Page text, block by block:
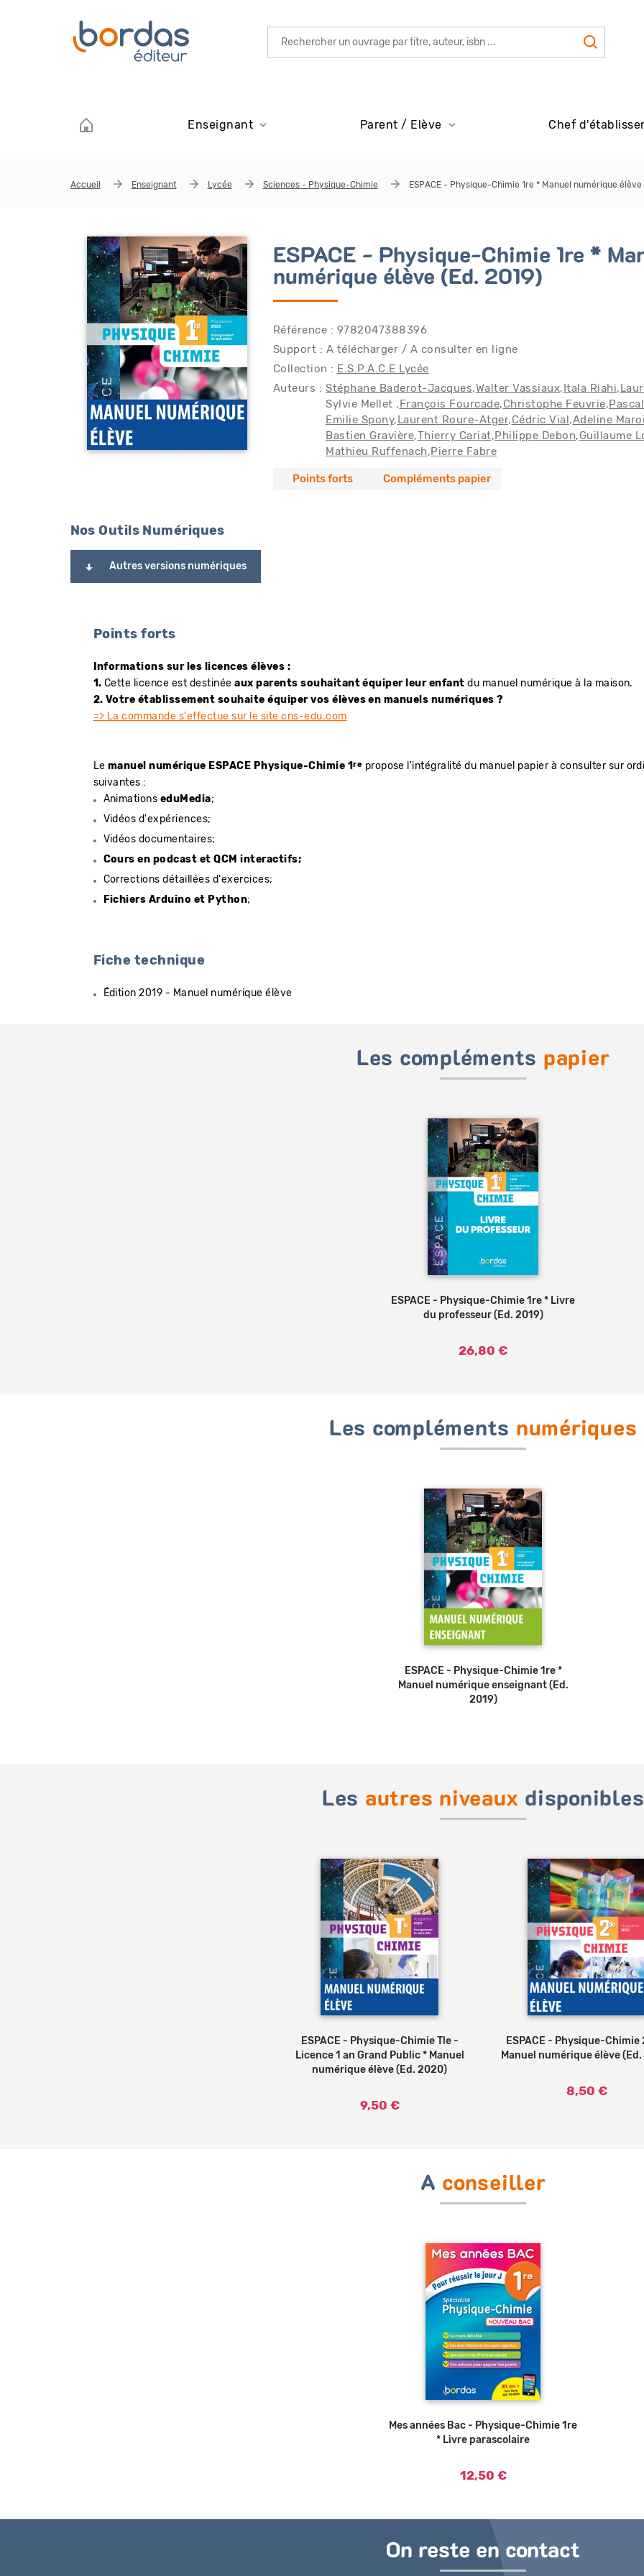
Enseignant Parent / Elève Chef
Accueil Enseignant Lycée Sciences - Physique-Chimie ESPACE - Physique-Chimie 1re * Manuel numérique élève
ESPACE - Physique-Chimie 1re *
numérique élève (Ed. 2019)
Référence : 9782047388396
Support : A télécharger / A consulter en ligne
Collection : E.S.P.A.C.E Lycée
Auteurs : Stéphane Baderot-Jacques Walter Vassiaux Itala Riahi
Sylvie Mellet
François Fourcade Christophe Feuvrie
Emilie Spony Laurent Roure-Atger Cédric Vial
Adeline
Bastien Gravière
Thierry Cariat Philippe Debon Guillaume
Mathieu Ruffenach Pierre Fabre
Points forts Compléments papier
Nos Outils Numériques
Autres versions numériques
Points forts
Informations sur les licences élèves :
1. Cette licence est destinéeaux parents souhaitant équiper leur enfant du manuel numérique à la maison.
2. Votre établissement souhaite équiper vos élèves en manuels numériques ?
=> La commande s'effectue sur le site cns-edu.com
Le manuel numérique ESPACE Physique-Chimie 1re propose l'intégralité du manuel papier à consulter sur
suivantes :
Animations eduMedia;
Vidéos d'expériences;
Vidéos documentaires;
Cours en podcast et QCM interactifs;
Corrections détaillées d'exercices;
Fichiers Arduino et Python;
Fiche technique
Édition 2019 - Manuel numérique élève
Les compléments papier
Ajouter au panier
ESPACE - Physique-Chimie 1re * Livre
du professeur (Ed. 2019)
26,80 €
Les compléments numériques
ESPACE - Physique-Chimie 1re *
Manuel numérique enseignant (Ed.
2019)
Les autres niveaux disponibles
Ajouter au panier
ESPACE - Physique-Chimie Tle -
Licence 1 an Grand Public * Manuel
numérique élève (Ed. 2020)
9,50 €
Ajouter au
ESPACE - Physique-Chimie
Manuel numérique élève (Ed.
8,50 €
A conseiller
Ajouter au panier
Mes années Bac - Physique-Chimie 1re
* Livre parascolaire
12,50 €
On reste en contact